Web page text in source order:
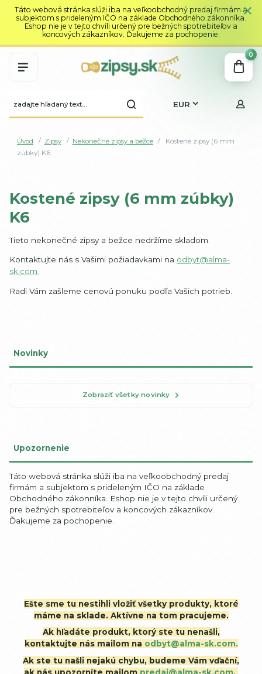
Táto webová stránka slúži iba na veľkoobchodný predaj firmám a
subjektom s prideleným IČO na základe Obchodného zákonníka.
Eshop nie je v tejto chvíli určený pre bežných spotrebiteľov a
koncových zákazníkov. Ďakujeme za pochopenie.
EUR
0
Úvod Zipsy Nekonečné zipsy a bežce
Kostené zipsy (6 mm
zúbky) K6
Kostené zipsy (6 mm zúbky)
K6
Tieto nekonečné zipsy a bežce nedržíme skladom.
Kontaktujte nás s Vašimi požiadavkami na odbyt@alma-
sk.com.
Radi Vám zašleme cenovú ponuku podľa Vašich potrieb.
Novinky
Zobraziť všetky novinky
Upozornenie
Táto webová stránka slúži iba na veľkoobchodný predaj
firmám a subjektom s prideleným IČO na základe
Obchodného zákonníka. Eshop nie je v tejto chvíli určený
pre bežných spotrebiteľov a koncových zákazníkov.
Ďakujeme za pochopenie.
Ešte sme tu nestihli vložiť všetky produkty, ktoré
máme na sklade. Aktívne na tom pracujeme.
Ak hľadáte produkt, ktorý ste tu nenašli,
kontaktujte nás mailom na odbyt@alma-sk.com.
Ak ste tu našli nejakú chybu, budeme Vám vďační,